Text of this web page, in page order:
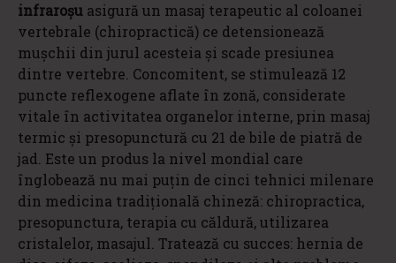
infraroșu asigură un masaj terapeutic al coloanei
vertebrale (chiropractică) ce detensionează
mușchii din jurul acesteia și scade presiunea
dintre vertebre. Concomitent, se stimulează 12
puncte reflexogene aflate în zonă, considerate
vitale în activitatea organelor interne, prin masaj
termic și presopunctură cu 21 de bile de piatră de
jad. Este un produs la nivel mondial care
înglobează nu mai puțin de cinci tehnici milenare
din medicina tradițională chineză: chiropractica,
presopunctura, terapia cu căldură, utilizarea
cristalelor, masajul. Tratează cu succes: hernia de